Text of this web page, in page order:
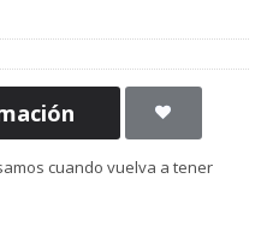
cuando vuelva a tener